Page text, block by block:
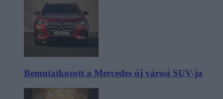
Bemutatkozott a Mercedes új városi SUV-ja